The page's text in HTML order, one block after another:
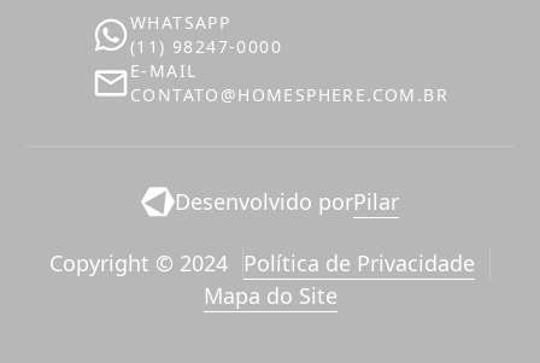
WHATSAPP
(11) 98247-0000
E-MAIL
‪‬CONTATO@HOMESPHERE.COM.BR
Desenvolvido porPilar
Copyright © 2024
Política de Privacidade
Mapa do Site